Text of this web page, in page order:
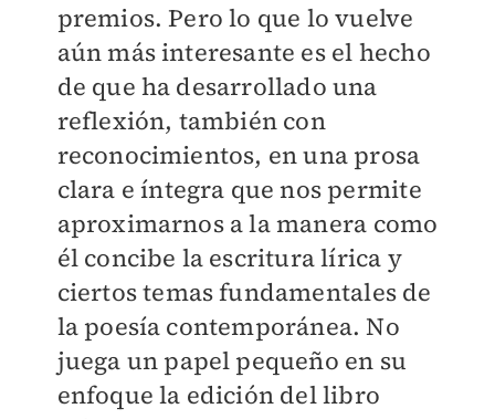
premios. Pero lo que lo vuelve
aún más interesante es el hecho
de que ha desarrollado una
reflexión, también con
reconocimientos, en una prosa
clara e íntegra que nos permite
aproximarnos a la manera como
él concibe la escritura lírica y
ciertos temas fundamentales de
la poesía contemporánea. No
juega un papel pequeño en su
enfoque la edición del libro